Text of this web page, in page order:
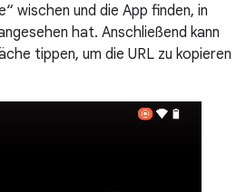
wischen und die App finden, in
hat. Anschließend kann
tippen, um die URL zu kopieren